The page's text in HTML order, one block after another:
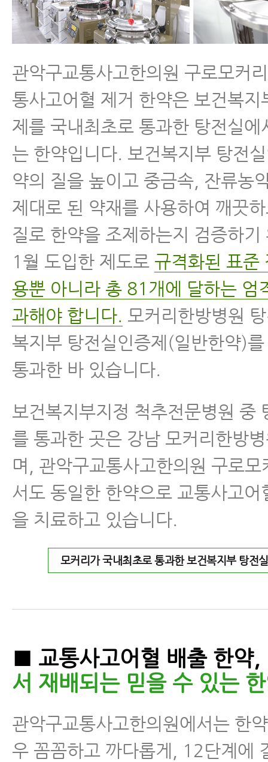
관악구교통사고한의원 구로모커
통사고어혈 제거 한약은 보건복지
제를 국내최초로 통과한 탕전실에
는 한약입니다. 보건복지부 탕전
약의 질을 높이고 중금속, 잔류농
제대로 된 약재를 사용하여 깨끗
질로 한약을 조제하는지 검증하
1월 도입한 제도로 규격화된 표준
용뿐 아니라 총 81개에 달하는 엄
과해야 합니다. 모커리한방병원
복지부 탕전실인증제(일반한약)
통과한 바 있습니다.
보건복지부지정 척추전문병원 중
를 통과한 곳은 강남 모커리한방
며, 관악구교통사고한의원 구로모
서도 동일한 한약으로 교통사고어
을 치료하고 있습니다.
모커리가 국내최초로 통과한 보건복지부 탕전
■ 교통사고어혈 배출 한약,
서 재배되는 믿을 수 있는
관악구교통사고한의원에서는 한
우 꼼꼼하고 까다롭게, 12단계에